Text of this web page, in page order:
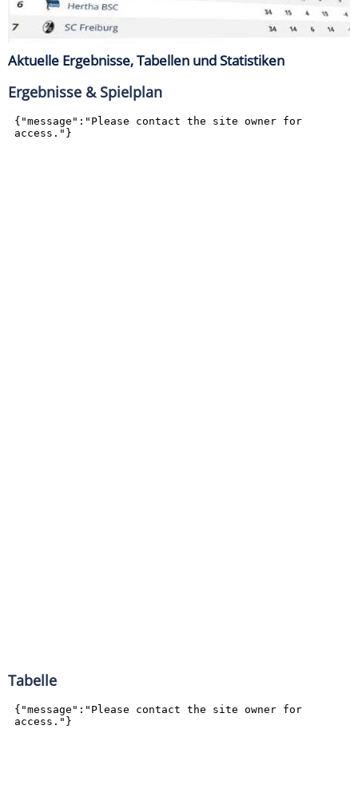
Aktuelle Ergebnisse, Tabellen und Statistiken
Ergebnisse & Spielplan
Tabelle